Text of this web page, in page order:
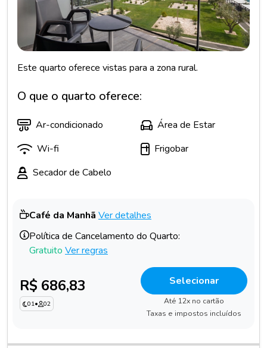
Este quarto oferece vistas para a zona rural.
O que o quarto oferece:
Ar-condicionado
Área de Estar
Wi-fi
Frigobar
Secador de Cabelo
Café da Manhã Ver detalhes
Política de Cancelamento do Quarto:
Gratuito Ver regras
R$ 686,83
01• 02
Selecionar
Até 12x no cartão
Taxas e impostos incluídos